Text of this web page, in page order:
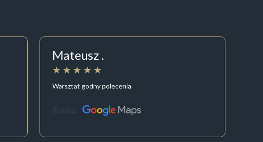
Mateusz .
Warsztat godny polecenia
Źródło: